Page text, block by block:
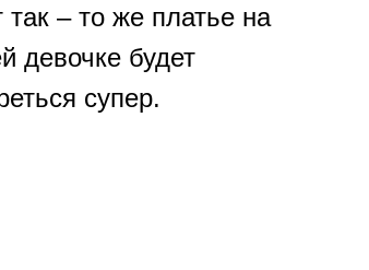
так – то же платье на
девочке будет
супер.